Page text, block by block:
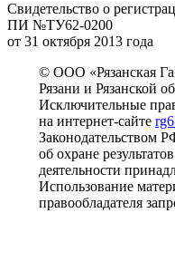
Свидетельство о
ПИ №ТУ62-0200
от 31 октября 2013 года
© ООО «Рязанская
Рязани и Рязанской
Исключительные
на интернет-сайте
Законодательством
об охране
деятельности
Использование
правообладателя